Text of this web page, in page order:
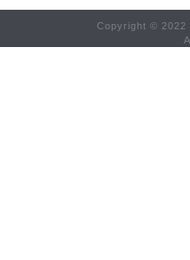
Copyright © 2022